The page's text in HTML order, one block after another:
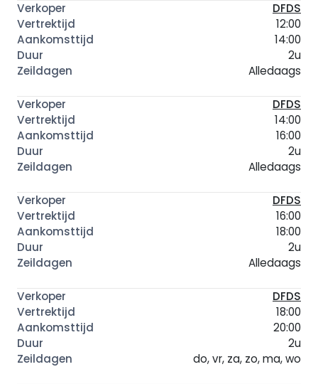
DFDS
12:00
14:00
2u
Alledaags
DFDS
14:00
16:00
2u
Alledaags
DFDS
16:00
18:00
2u
Alledaags
DFDS
18:00
20:00
2u
do, vr, za, zo, ma, wo